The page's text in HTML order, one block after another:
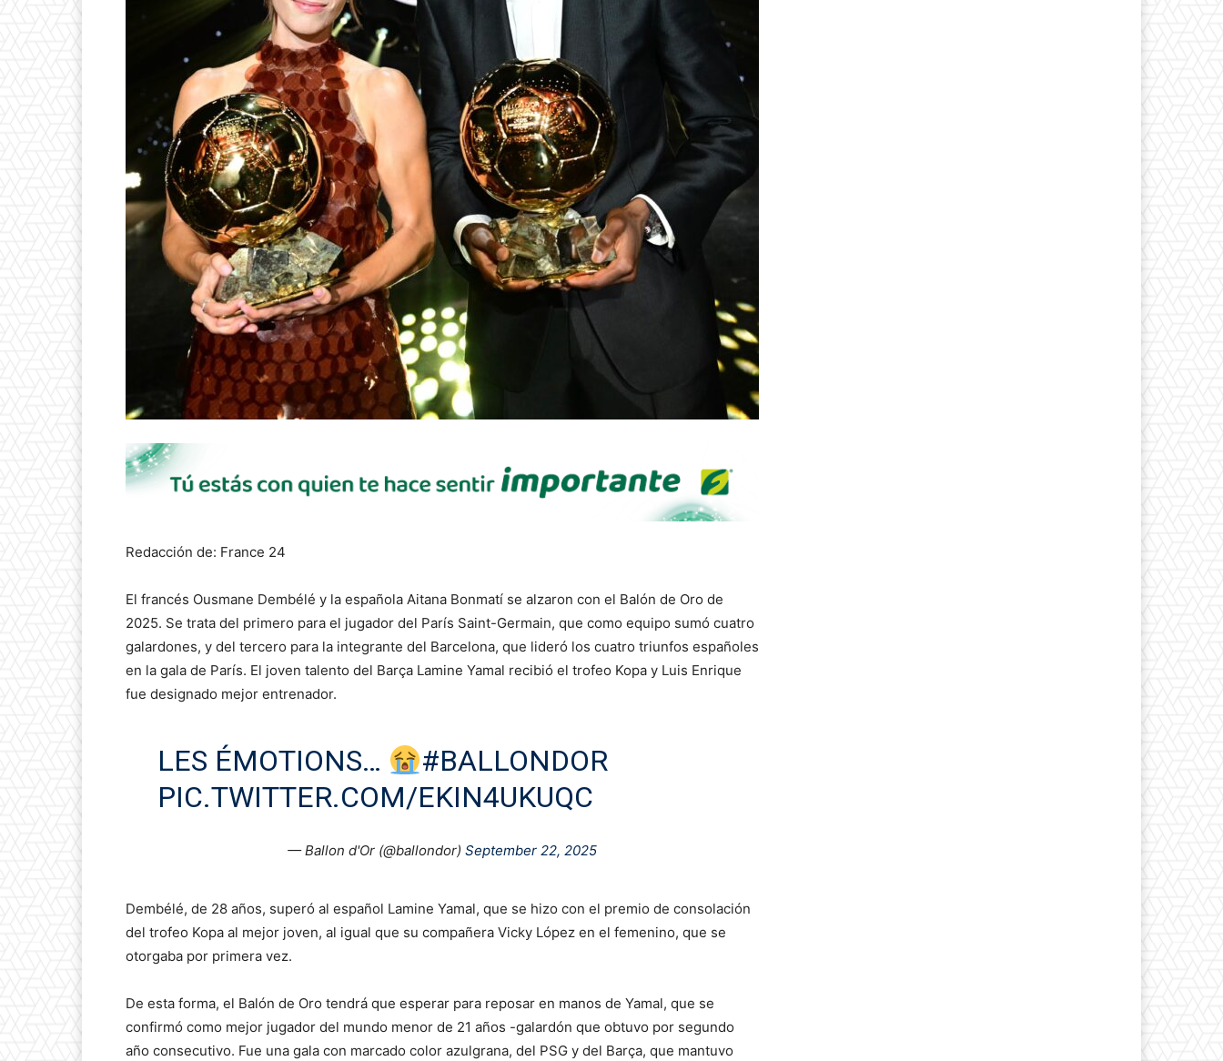
Redacción de: France 24
El francés Ousmane Dembélé y la española Aitana Bonmatí se alzaron con el Balón de Oro de
2025. Se trata del primero para el jugador del París Saint-Germain, que como equipo sumó cuatro
galardones, y del tercero para la integrante del Barcelona, que lideró los cuatro triunfos españoles
en la gala de París. El joven talento del Barça Lamine Yamal recibió el trofeo Kopa y Luis Enrique
fue designado mejor entrenador.
LES ÉMOTIONS…
#BALLONDOR
PIC.TWITTER.COM/EKIN4UKUQC
— Ballon d'Or (@ballondor) September 22, 2025
Dembélé, de 28 años, superó al español Lamine Yamal, que se hizo con el premio de consolación
del trofeo Kopa al mejor joven, al igual que su compañera Vicky López en el femenino, que se
otorgaba por primera vez.
De esta forma, el Balón de Oro tendrá que esperar para reposar en manos de Yamal, que se
confirmó como mejor jugador del mundo menor de 21 años -galardón que obtuvo por segundo
año consecutivo. Fue una gala con marcado color azulgrana, del PSG y del Barça, que mantuvo